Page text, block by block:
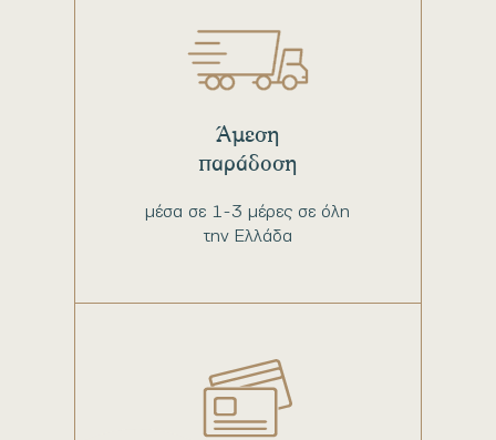
μέσα σε 1-3 μέρες σε όλη
την Ελλάδα
Άμεση
παράδοση